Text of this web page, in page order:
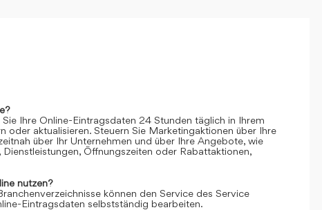
Ihre Online-Eintragsdaten 24 Stunden täglich in Ihrem
oder aktualisieren. Steuern Sie Marketingaktionen über Ihre
über Ihr Unternehmen und über Ihre Angebote, wie
Öffnungszeiten oder Rabattaktionen,
nutzen?
können den Service des Service
Eintragsdaten selbstständig bearbeiten.